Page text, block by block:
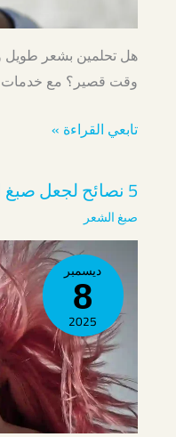
هل تحلمين بشعر طويل
وقت قصير؟ مع
تابعي القراءة »
5 نصائح لجعل صبغ الشعر يدوم لفترة أطول
صبغ الشعر
ديسمبر
8
2025